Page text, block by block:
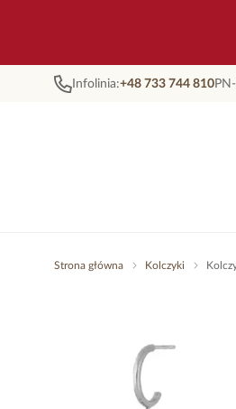
Infolinia:+48 733 744 810
Strona główna Kolczyki